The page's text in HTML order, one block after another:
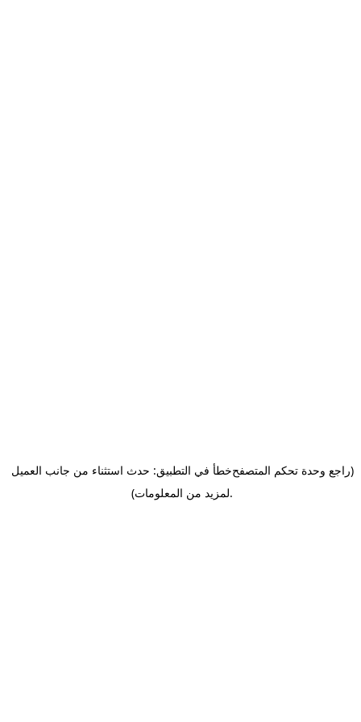
خطأ في التطبيق: حدث استثناء من جانب العميل(راجع وحدة تحكم المتصفح
لمزيد من المعلومات).